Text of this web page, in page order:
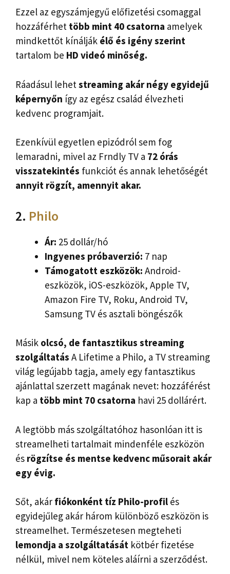
Ezzel az egyszámjegyű előfizetési csomaggal
hozzáférhet több mint 40 csatorna amelyek
mindkettőt kínálják élő és igény szerint
tartalom be HD videó minőség.
Ráadásul lehetstreaming akár négy egyidejű
képernyőn így az egész család élvezheti
kedvenc programjait.
Ezenkívül egyetlen epizódról sem fog
lemaradni, mivel az Frndly TV a 72 órás
visszatekintés funkciót és annak lehetőségét
annyit rögzít, amennyit akar.
2. Philo
Ár: 25 dollár/hó
Ingyenes próbaverzió: 7 nap
Támogatott eszközök: Android-
eszközök, iOS-eszközök, Apple TV,
Amazon Fire TV, Roku, Android TV,
Samsung TV és asztali böngészők
Másik olcsó, de fantasztikus streaming
szolgáltatás A Lifetime a Philo, a TV streaming
világ legújabb tagja, amely egy fantasztikus
ajánlattal szerzett magának nevet: hozzáférést
kap a több mint 70 csatorna havi 25 dollárért.
A legtöbb más szolgáltatóhoz hasonlóan itt is
streamelheti tartalmait mindenféle eszközön
és rögzítse és mentse kedvenc műsorait akár
egy évig.
Sőt, akár fiókonként tíz Philo-profil és
egyidejűleg akár három különböző eszközön is
streamelhet. Természetesen megteheti
lemondja a szolgáltatását kötbér fizetése
nélkül, mivel nem köteles aláírni a szerződést.